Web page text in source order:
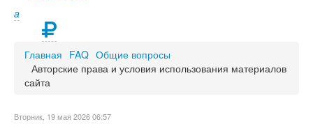
a
Главная FAQ Общие вопросы
Авторские права и условия использования материалов
сайта
Вторник, 19 мая 2026 06:57